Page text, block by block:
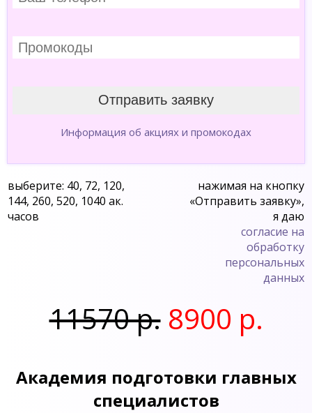
Информация об акциях и промокодах
выберите: 40, 72, 120,
144, 260, 520, 1040 ак.
часов
нажимая на кнопку
«Отправить заявку»,
я даю
согласие на
обработку
персональных
данных
11570 р. 8900 р.
Академия подготовки главных
специалистов